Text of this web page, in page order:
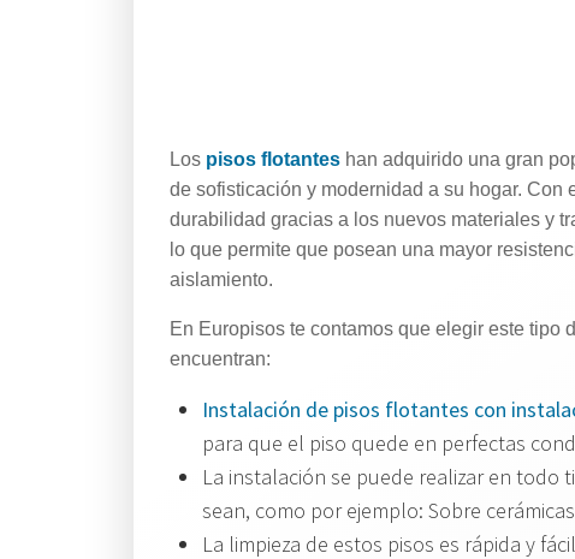
Los pisos flotantes han adquirido una gran
de sofisticación y modernidad a su hogar.
durabilidad gracias a los nuevos materiales y
lo que permite que posean una mayor
aislamiento.
En Europisos te contamos que elegir este tipo
encuentran:
Instalación de pisos flotantes con
para que el piso quede en perfectas
La instalación se puede realizar en
sean, como por ejemplo: Sobre
La limpieza de estos pisos es rápida y